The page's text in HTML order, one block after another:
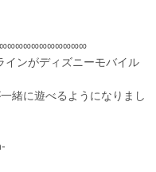
ンがディズニーモバイル
に遊べるようになりまし